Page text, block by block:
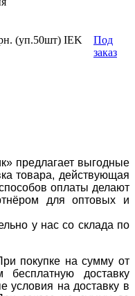
(уп.50шт) IEK
Под
заказ
предлагает выгодные
товара, действующая
оплаты делают
для оптовых и
у нас со склада по
покупке на сумму от
доставку
условия на доставку в